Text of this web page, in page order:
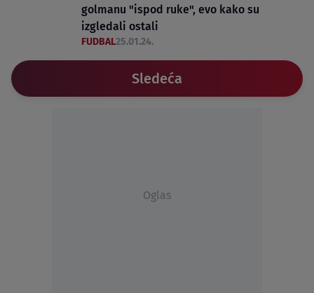
golmanu "ispod ruke", evo kako su
izgledali ostali
FUDBAL25.01.24.
Sledeća
Oglas